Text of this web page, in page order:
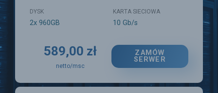
DYSK
2x 960GB
KARTA SIECIOWA
10 Gb/s
589,00 zł
netto/msc
ZAMÓW
SERWER